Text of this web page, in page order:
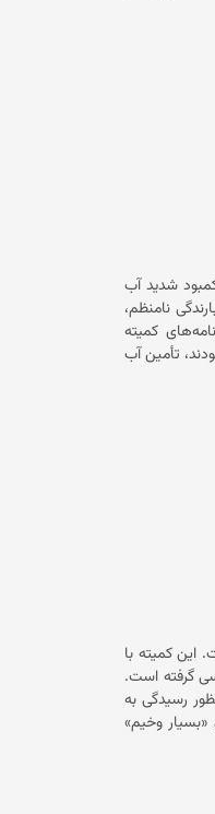
بیشتر قربانیان
نفر در افغانستان با کمبود شدید آب
بارندگی نامنظم،
مارتین دی بویر، رییس برنامه‌های کمیته‌
تأمین آب
«آب فقط یک
پیر کراهنبول، رییس کمیته بین‌المللی صلیب سرخ، خواستار حمایت پایدار جامعه‌ی جهانی از افغانستان و مردم آن شده است. این کمیته با
گرفته است.
رسید‌گی به
«بسیار وخیم»
درآورد.